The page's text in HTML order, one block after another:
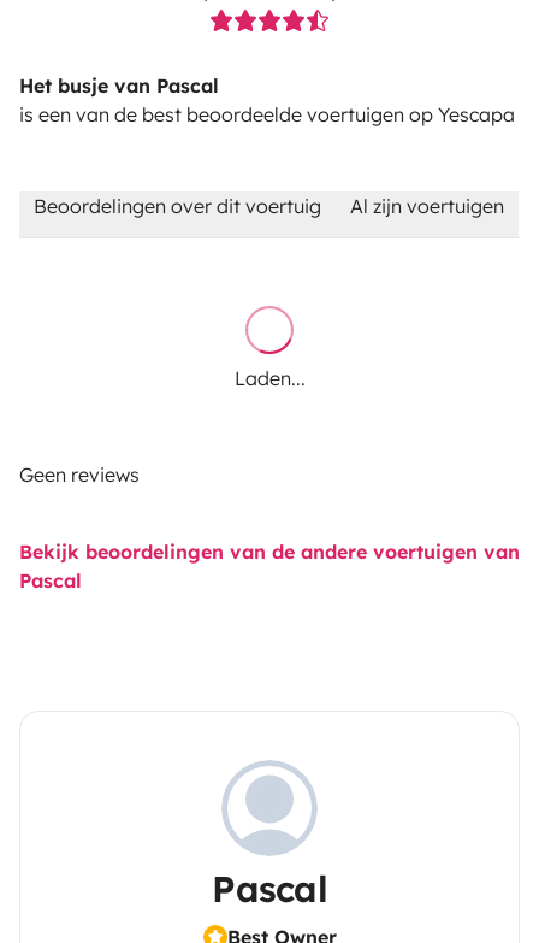
Het busje van Pascal
is een van de best beoordeelde voertuigen op Yescapa
Beoordelingen over dit voertuig Al zijn voertuigen
Laden...
Geen reviews
Bekijk beoordelingen van de andere voertuigen van
Pascal
Pascal
Best Owner